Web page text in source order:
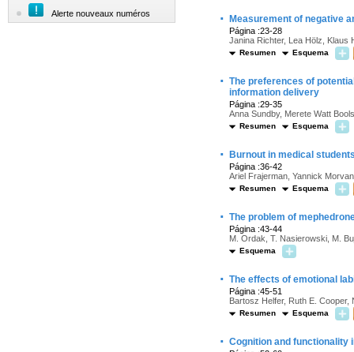
Alerte nouveaux numéros · Measurement of negative
Página :23-28
Janina Richter, Lea Hölz, Klaus
Resumen Esquema
· The preferences of
information delivery
Página :29-35
Anna Sundby, Merete Watt
Resumen Esquema
· Burnout in medical
Página :36-42
Ariel Frajerman, Yannick
Resumen Esquema
· The problem of
Página :43-44
M. Ordak, T. Nasierowski, M.
Esquema
· The effects of emotional
Página :45-51
Bartosz Helfer, Ruth E. Cooper,
Resumen Esquema
· Cognition and functionality